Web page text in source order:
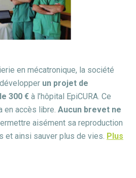
en mécatronique, la société
un projet de
300 € à l’hôpital EpiCURA. Ce
en accès libre. Aucun brevet ne
aisément sa reproduction
et ainsi sauver plus de vies. Plus